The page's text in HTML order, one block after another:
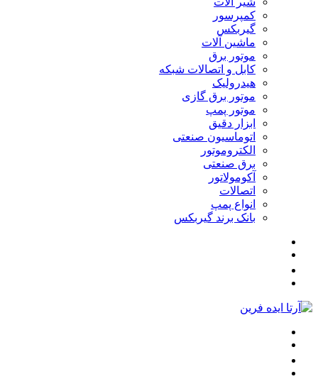
کمپرسور
گیربکس
ماشین آلات
موتور برق
کابل و اتصالات شبکه
هیدرولیک
موتور برق گازی
موتور پمپ
ابزار دقیق
اتوماسیون صنعتی
الکتروموتور
برق صنعتی
آکومولاتور
اتصالات
انواع پمپ
بانک برند گیربکس